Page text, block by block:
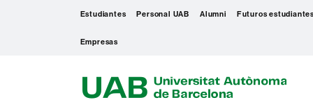
Estudiantes Personal UAB Alumni Futuros estudiantes
Empresas
A